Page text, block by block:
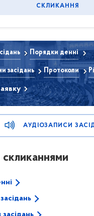
СКЛИКАННЯ
Порядки денні
засідань Протоколи
АУДІОЗАПИСИ
скликаннями